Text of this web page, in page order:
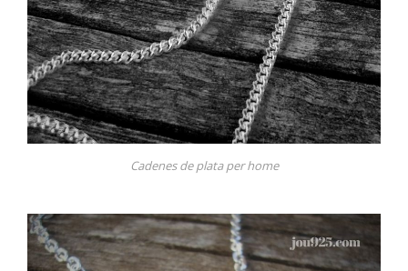
Cadenes de plata per home